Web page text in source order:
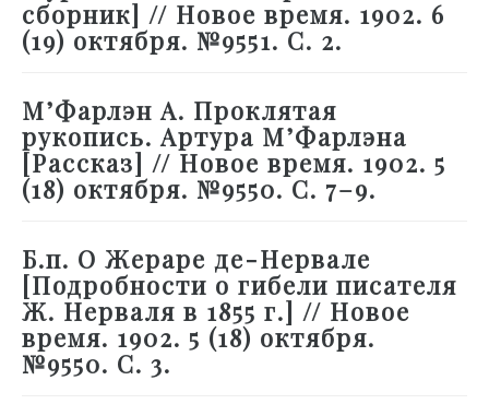
сборник] // Новое время. 1902. 6
(19) октября. №9551. С. 2.
М’Фарлэн А. Проклятая
рукопись. Артура М’Фарлэна
[Рассказ] // Новое время. 1902. 5
(18) октября. №9550. С. 7–9.
Б.п. О Жераре де-Нервале
[Подробности о гибели писателя
Ж. Нерваля в 1855 г.] // Новое
время. 1902. 5 (18) октября.
№9550. С. 3.